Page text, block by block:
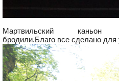
Мартвильский каньон
бродили.Благо все сделано для